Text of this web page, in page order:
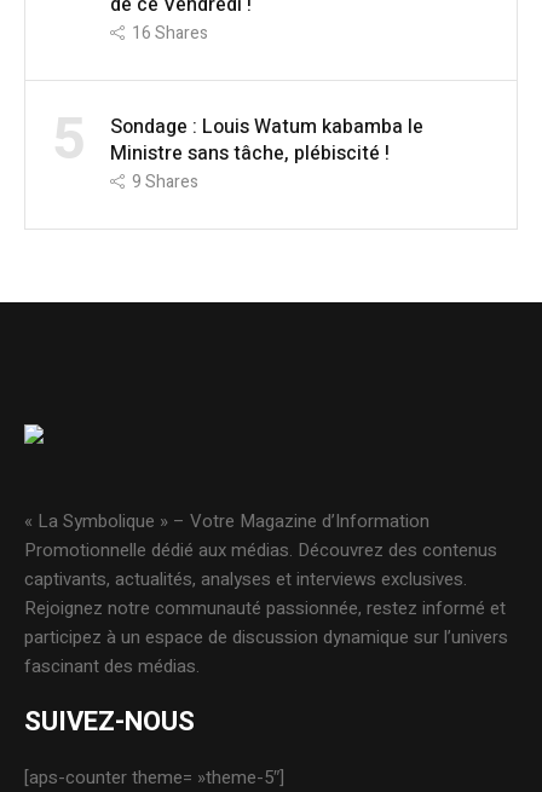
16Shares
5
Sondage : Louis Watum kabamba le
Ministre sans tâche, plébiscité !
9Shares
« La Symbolique » – Votre Magazine d’Information
Promotionnelle dédié aux médias. Découvrez des contenus
captivants, actualités, analyses et interviews exclusives.
Rejoignez notre communauté passionnée, restez informé et
participez à un espace de discussion dynamique sur l’univers
fascinant des médias.
SUIVEZ-NOUS
[aps-counter theme= »theme-5″]